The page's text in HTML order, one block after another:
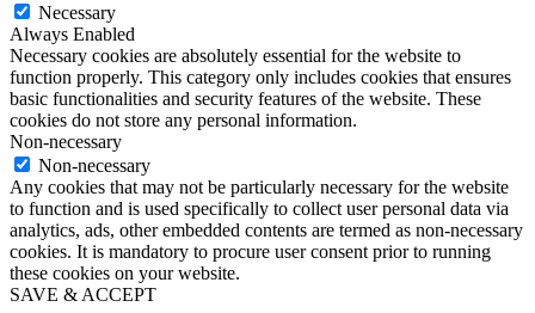
Necessary
Always Enabled
Necessary cookies are absolutely essential for the website to
function properly. This category only includes cookies that ensures
basic functionalities and security features of the website. These
cookies do not store any personal information.
Non-necessary
Non-necessary
Any cookies that may not be particularly necessary for the website
to function and is used specifically to collect user personal data via
analytics, ads, other embedded contents are termed as non-necessary
cookies. It is mandatory to procure user consent prior to running
these cookies on your website.
SAVE & ACCEPT